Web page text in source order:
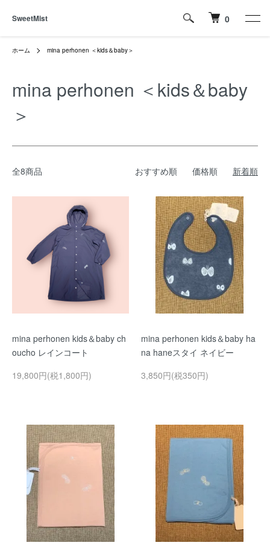
SweetMist 0
ホーム mina perhonen ＜kids＆baby＞
mina perhonen ＜kids＆baby
＞
全8商品 おすすめ順 価格順 新着順
mina perhonen kids＆baby ch
oucho レインコート
19,800円(税1,800円)
mina perhonen kids＆baby ha
na haneスタイ ネイビー
3,850円(税350円)